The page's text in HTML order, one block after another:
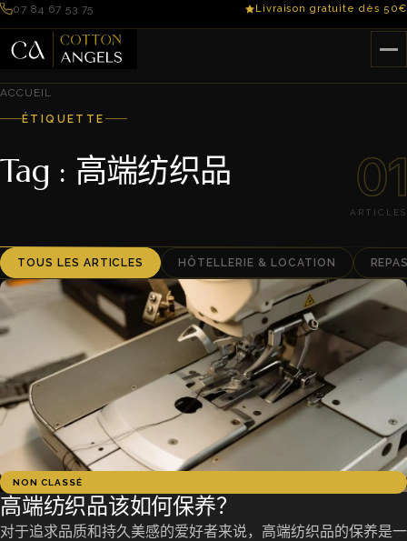
07 84 67 53 75 Livraison gratuite dès 50€
ACCUEIL
ÉTIQUETTE
Tag : 高端纺织品 01
ARTICLES
TOUS LES ARTICLES HÔTELLERIE & LOCATION
NON CLASSÉ
高端纺织品该如何保养？
对于追求品质和持久美感的爱好者来说，高端纺织品的保养是一